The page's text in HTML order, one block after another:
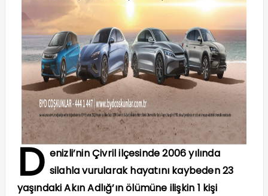
D enizli’nin Çivril ilçesinde 2006 yılında
silahla vurularak hayatını kaybeden 23
yaşındaki Akın Adlığ’ın ölümüne ilişkin 1 kişi